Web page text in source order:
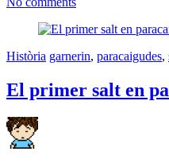
Història garnerin, paracaigudes,
El primer salt en